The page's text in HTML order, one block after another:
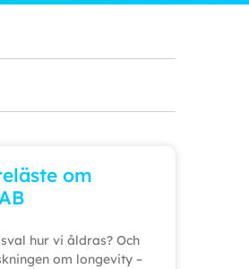
om
hur vi åldras? Och
om longevity –